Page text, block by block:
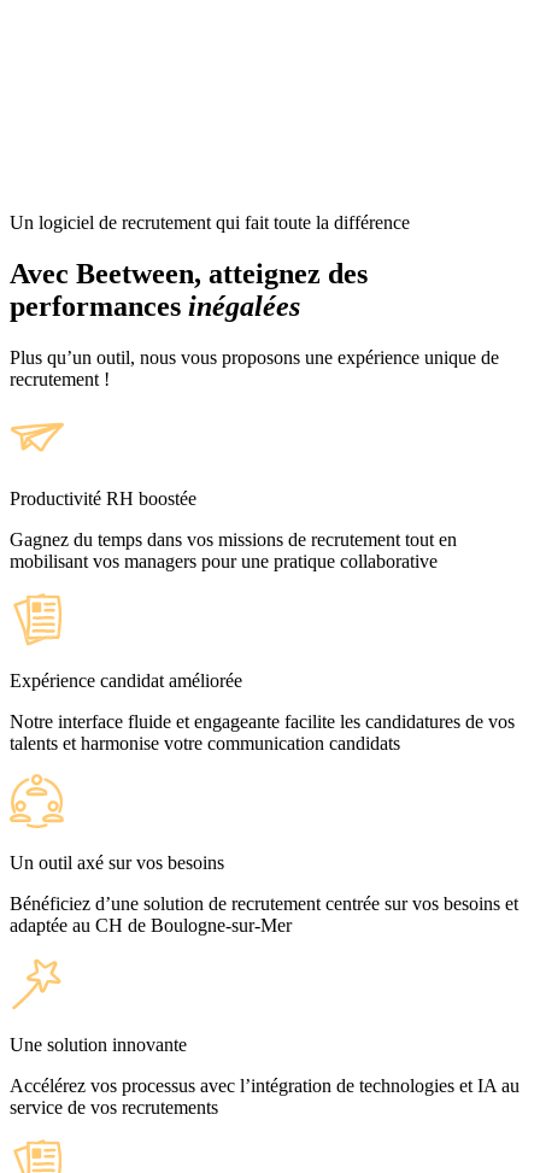
Un logiciel de recrutement qui fait toute la différence
Avec Beetween, atteignez des
performances inégalées
Plus qu’un outil, nous vous proposons une expérience unique de
recrutement !
Productivité RH boostée
Gagnez du temps dans vos missions de recrutement tout en
mobilisant vos managers pour une pratique collaborative
Expérience candidat améliorée
Notre interface fluide et engageante facilite les candidatures de vos
talents et harmonise votre communication candidats
Un outil axé sur vos besoins
Bénéficiez d’une solution de recrutement centrée sur vos besoins et
adaptée au CH de Boulogne-sur-Mer
Une solution innovante
Accélérez vos processus avec l’intégration de technologies et IA au
service de vos recrutements